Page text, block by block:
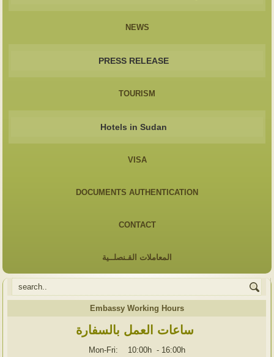
NEWS
PRESS RELEASE
TOURISM
Hotels in Sudan
VISA
DOCUMENTS AUTHENTICATION
CONTACT
المعاملات القـنصلــية
Embassy Working Hours
ساعات العمل بالسفارة
Mon-Fri: 10:00h - 16:00h